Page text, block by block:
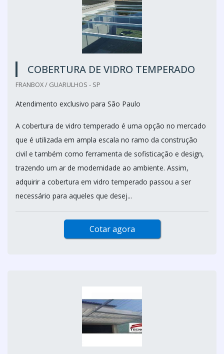
COBERTURA DE VIDRO TEMPERADO
FRANBOX / GUARULHOS - SP
Atendimento exclusivo para São Paulo
A cobertura de vidro temperado é uma opção no mercado
que é utilizada em ampla escala no ramo da construção
civil e também como ferramenta de sofisticação e design,
trazendo um ar de modernidade ao ambiente. Assim,
adquirir a cobertura em vidro temperado passou a ser
necessário para aqueles que desej...
Cotar agora